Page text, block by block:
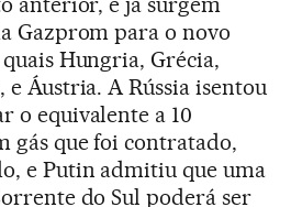
Gazprom para o novo
Hungria, Grécia,
e Áustria. A Rússia isentou
o equivalente a 10
gás que foi contratado,
e Putin admitiu que uma
do Sul poderá ser